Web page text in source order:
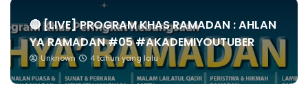
🔴 [LIVE] PROGRAM KHAS RAMADAN : AHLAN
YA RAMADAN #05 #AKADEMIYOUTUBER
Unknown 4 tahun yang lalu